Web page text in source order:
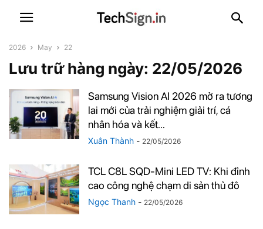
2026 May 22
Lưu trữ hàng ngày: 22/05/2026
Samsung Vision AI 2026 mở ra tương
lai mới của trải nghiệm giải trí, cá
nhân hóa và kết...
Xuân Thành - 22/05/2026
TCL C8L SQD-Mini LED TV: Khi đỉnh
cao công nghệ chạm di sản thủ đô
Ngọc Thanh - 22/05/2026